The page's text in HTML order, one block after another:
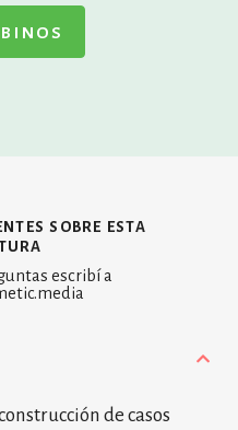
sobre esta
escribí a
de casos